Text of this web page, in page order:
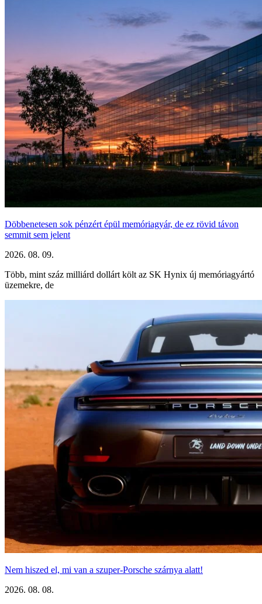
Döbbenetesen sok pénzért épül memóriagyár, de ez rövid távon
semmit sem jelent
2026. 08. 09.
Több, mint száz milliárd dollárt költ az SK Hynix új memóriagyártó
üzemekre, de
Nem hiszed el, mi van a szuper-Porsche szárnya alatt!
2026. 08. 08.